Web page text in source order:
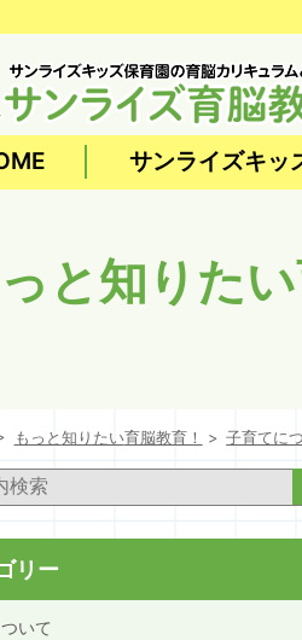
サンライズキッ
と知りたい
もっと知りたい育脳教育！ 子育てに
リー
いて